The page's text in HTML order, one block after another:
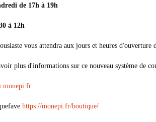
de 17h à 19h
à 12h
vous attendra aux jours et heures
plus d'informations sur ce nouveau système de
https://monepi.fr/boutique/